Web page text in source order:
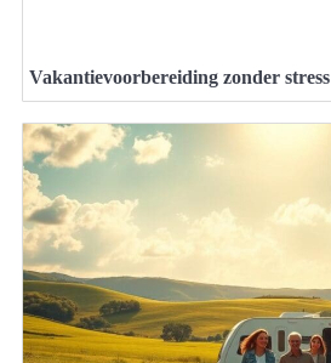
Vakantievoorbereiding zonder stress